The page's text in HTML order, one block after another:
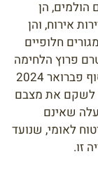
הולמים, הן
אירוח, והן
חלופיים
פרוץ הלחימה
יכולים לקבל דחייה של עד 145 יום או עד סוף פברואר 2024
לשקם את מצבם
כן, אזרחים ותיקים מגיל 67 ומעלה שאינם
לאומי, שנועד
זו.